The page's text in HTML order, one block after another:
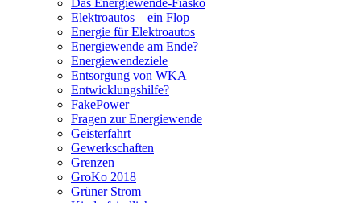
Das Energiewende-Fiasko
Elektroautos – ein Flop
Energie für Elektroautos
Energiewende am Ende?
Energiewendeziele
Entsorgung von WKA
Entwicklungshilfe?
FakePower
Fragen zur Energiewende
Geisterfahrt
Gewerkschaften
Grenzen
GroKo 2018
Grüner Strom